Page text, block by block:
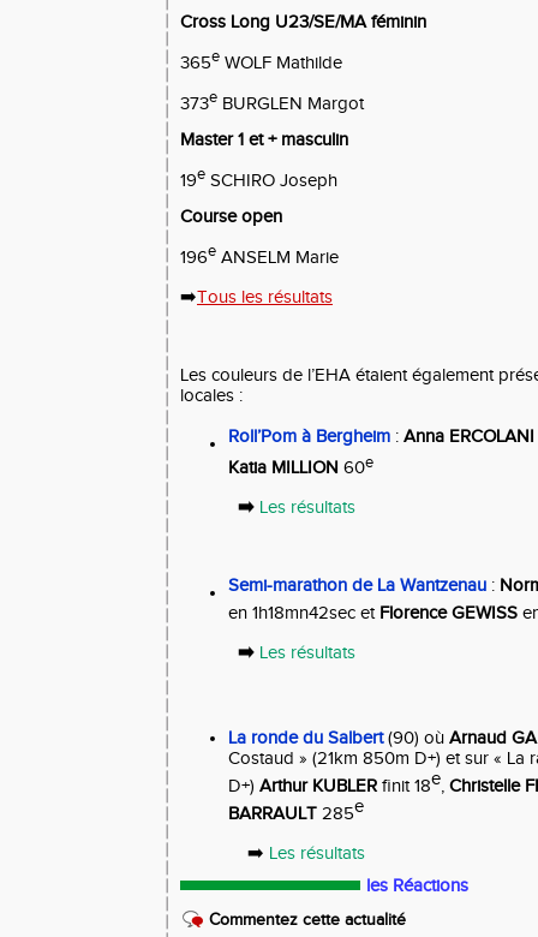
Cross Long U23/SE/MA féminin
365e WOLF Mathilde
373e BURGLEN Margot
Master 1 et + masculin
19e SCHIRO Joseph
Course open
196e ANSELM Marie
➡️Tous les résultats
Les couleurs de l’EHA étaient également
locales :
Roll’Pom à Bergheim : Anna ERCOLANI
Katia MILLION 60e
➡️ Les résultats
Semi-marathon de La Wantzenau :
en 1h18mn42sec et Florence GEWISS
➡️ Les résultats
La ronde du Salbert (90) où Arnaud
Costaud » (21km 850m D+) et sur « La
D+) Arthur KUBLER finit 18e, Christelle
BARRAULT 285e
➡️ Les résultats
les Réactions
Commentez cette actualité